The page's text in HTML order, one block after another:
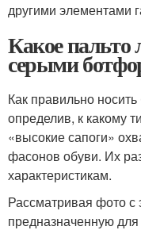
другими элементами
Какое пальто
серыми
Как правильно
определив, к какому
«высокие сапоги»
фасонов обуви. Их
характеристикам.
Рассматривая фото
предназначенную